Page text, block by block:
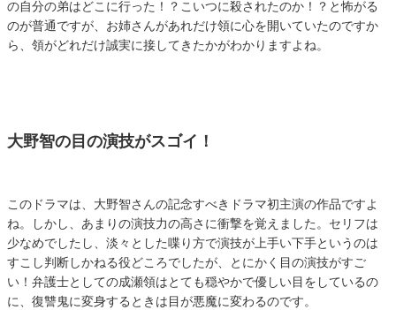
の自分の弟はどこに行った！？こいつに殺されたのか！？と怖がる
のが普通ですが、お姉さんがあれだけ領に心を開いていたのですか
ら、領がどれだけ誠実に接してきたかがわかりますよね。
大野智の目の演技がスゴイ！
このドラマは、大野智さんの記念すべきドラマ初主演の作品ですよ
ね。しかし、あまりの演技力の高さに衝撃を覚えました。セリフは
少なめでしたし、淡々とした喋り方で演技が上手い下手というのは
すこし判断しかねる役どころでしたが、とにかく目の演技がすご
い！弁護士としての成瀬領はとても穏やかで優しい目をしているの
に、復讐鬼に変身するときは目が悪魔に変わるのです。